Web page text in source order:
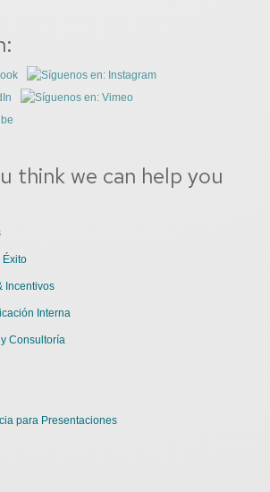
think we can help you
Éxito
Incentivos
Interna
Consultoría
para Presentaciones